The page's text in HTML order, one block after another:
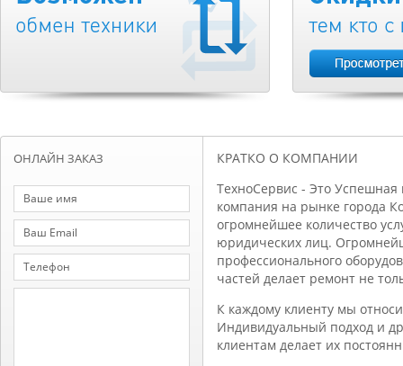
ОНЛАЙН ЗАКАЗ
КРАТКО О КОМПАНИИ
ТехноСервис - Это
компания на рынке города
огромнейшее количество
юридических лиц.
профессионального
частей делает ремонт не
К каждому клиенту мы
Индивидуальный подход и
клиентам делает их